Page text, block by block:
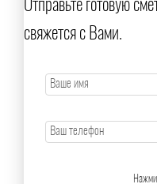
Отправьте готовую
свяжется с Вами.